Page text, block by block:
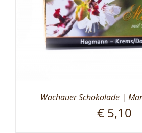
Wachauer Schokolade |
€ 5,10